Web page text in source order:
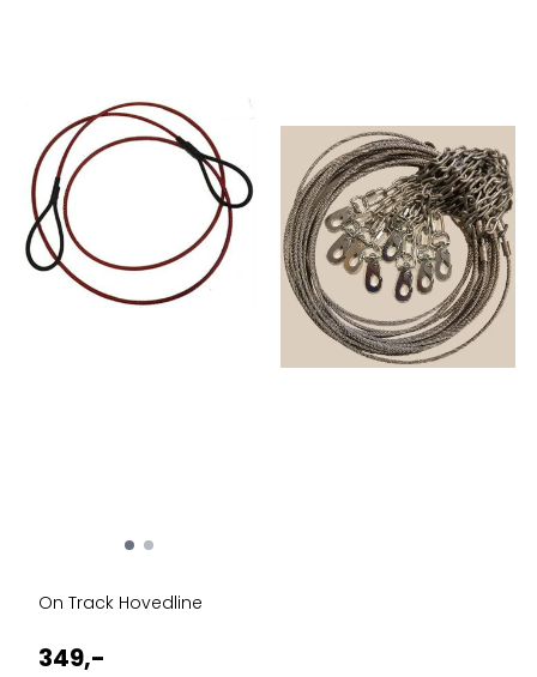
On Track Hovedline
349,-